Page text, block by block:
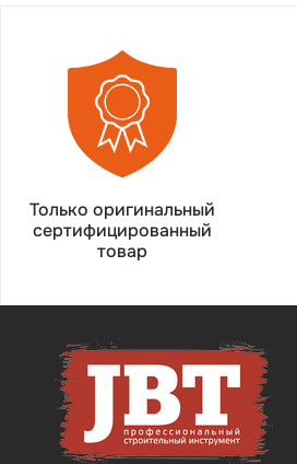
Только оригинальный
сертифицированный
товар